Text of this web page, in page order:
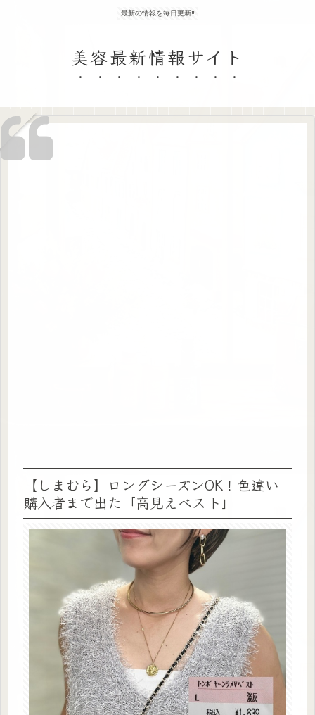
最新の情報を毎日更新‼
美容最新情報サイト
【しまむら】ロングシーズンOK！色違い
購入者まで出た「高見えベスト」